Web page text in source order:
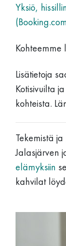
Yksiö,
Kohteemme
Lisätietoja
Kotisivuilta
kohteista.
Tekemistä
Jalasjärven
elämyksiin
kahvilat